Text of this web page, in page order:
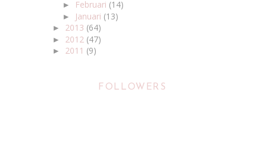
► Februari (14)
► Januari (13)
► 2013 (64)
► 2012 (47)
► 2011 (9)
FOLLOWERS